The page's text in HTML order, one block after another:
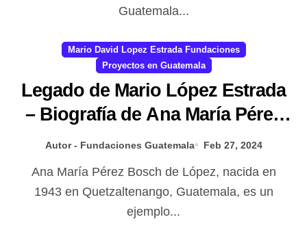
Guatemala...
Mario David Lopez Estrada Fundaciones
Proyectos en Guatemala
Legado de Mario López Estrada
– Biografía de Ana María Pérez
Bosch de López: Una madre
ejemplar
Autor - Fundaciones Guatemala Feb 27, 2024
Ana María Pérez Bosch de López, nacida en
1943 en Quetzaltenango, Guatemala, es un
ejemplo...